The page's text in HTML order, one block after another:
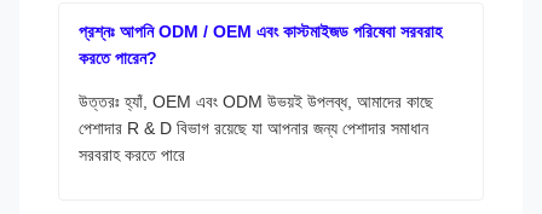
প্রশ্নঃ আপনি ODM / OEM এবং কাস্টমাইজড পরিষেবা সরবরাহ
করতে পারেন?
উত্তরঃ হ্যাঁ, OEM এবং ODM উভয়ই উপলব্ধ, আমাদের কাছে
পেশাদার R & D বিভাগ রয়েছে যা আপনার জন্য পেশাদার সমাধান
সরবরাহ করতে পারে